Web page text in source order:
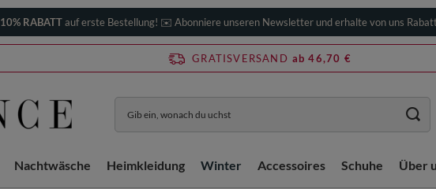
10% RABATTauf erste Bestellung! ✉️ Abonniere unseren Newsletter und erhalte von uns
GRATISVERSAND ab 46,70 €
Nachtwäsche Heimkleidung Winter Accessoires Schuhe Über